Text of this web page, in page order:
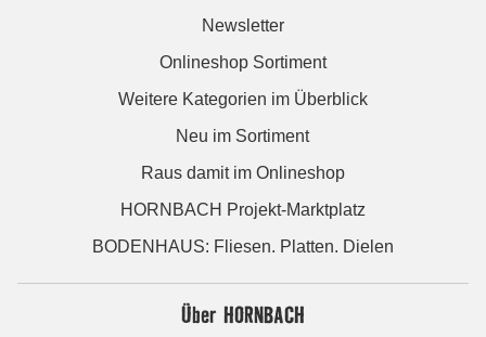
Newsletter
Onlineshop Sortiment
Weitere Kategorien im Überblick
Neu im Sortiment
Raus damit im Onlineshop
HORNBACH Projekt-Marktplatz
BODENHAUS: Fliesen. Platten. Dielen
Über HORNBACH